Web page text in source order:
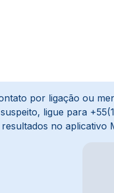
por ligação ou
ligue para
no aplicativo